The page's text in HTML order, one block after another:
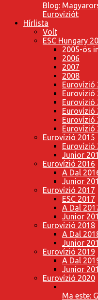
Blog:
Eurovíziót
Hírlista
Volt
ESC Hungary
2005-ös
2006
2007
2008
Eurovízió
Eurovízió
Eurovízió
Eurovízió
Eurovízió
Eurovízió
Eurovízió 2015
Eurovízió
Junior
Eurovízió 2016
A Dal
Junior
Eurovízió 2017
ESC 2017
A Dal
Junior
Eurovízió 2018
A Dal
Junior
Eurovízió 2019
A Dal
Junior
Eurovízió 2020
Ma este: